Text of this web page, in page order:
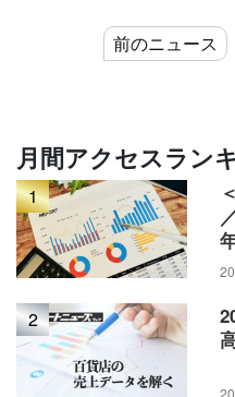
前のニュース
月間アクセスラン
1
2